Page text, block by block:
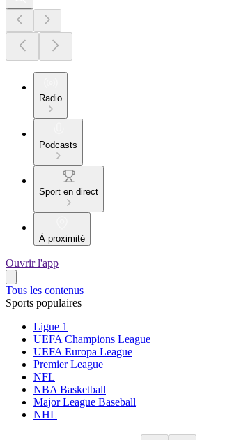
Radio
Podcasts
Sport en direct
À proximité
Ouvrir l'app
Tous les contenus
Sports populaires
Ligue 1
UEFA Champions League
UEFA Europa League
Premier League
NFL
NBA Basketball
Major League Baseball
NHL